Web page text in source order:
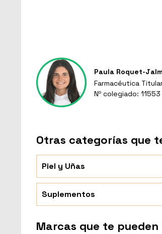
Paula Roquet-
Farmacéutica
Nº colegiado: 11553
Otras categorías que
Piel y Uñas
Suplementos
Marcas que te